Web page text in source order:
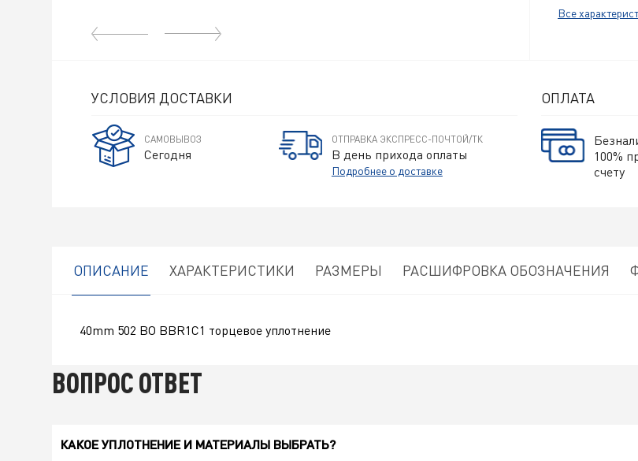
Все
УСЛОВИЯ ДОСТАВКИ
САМОВЫВОЗ
Сегодня
ОТПРАВКА ЭКСПРЕСС-ПОЧТОЙ/ТК
В день прихода оплаты
Подробнее о доставке
ОПЛАТА
100%
счету
ОПИСАНИЕ ХАРАКТЕРИСТИКИ РАЗМЕРЫ РАСШИФРОВКА ОБОЗНАЧЕНИЯ
40mm 502 BO BBR1C1 торцевое уплотнение
ВОПРОС ОТВЕТ
КАКОЕ УПЛОТНЕНИЕ И МАТЕРИАЛЫ ВЫБРАТЬ?